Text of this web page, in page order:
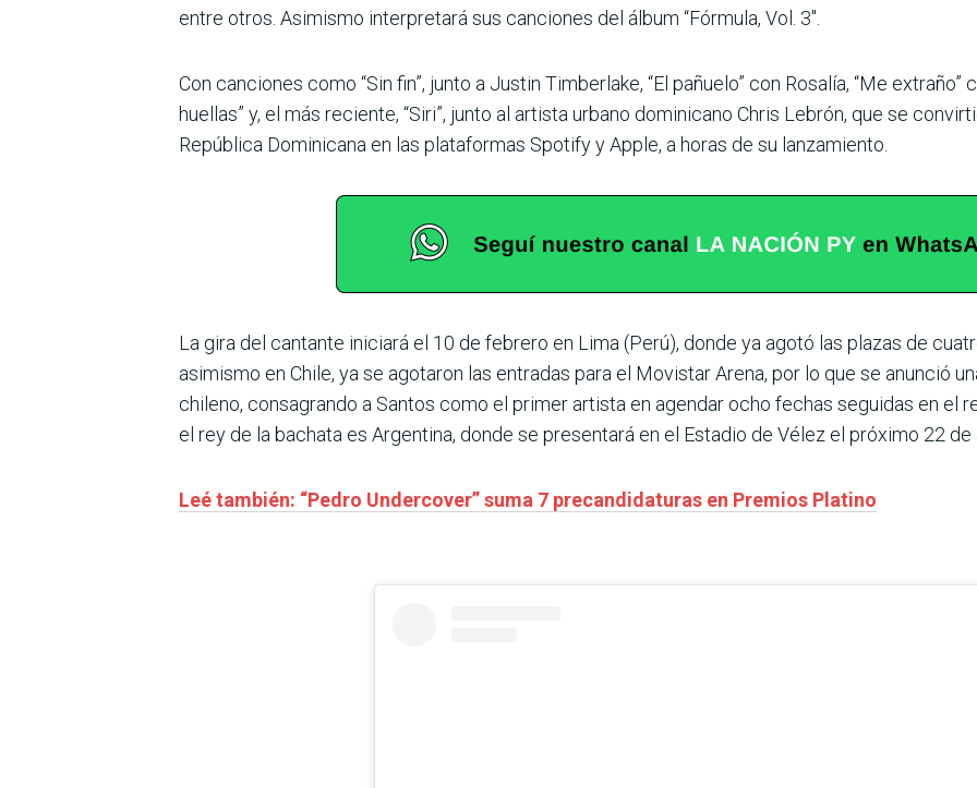
entre otros. Asimismo interpretará sus canciones del álbum “Fórmula, Vol. 3″.
Con canciones como “Sin fin”, junto a Justin Timberlake, “El pañuelo” con Rosalía, “Me extraño”
huellas” y, el más reciente, “Siri”, junto al artista urbano dominicano Chris Lebrón, que se
República Dominicana en las plataformas Spotify y Apple, a horas de su lanzamiento.
La gira del cantante iniciará el 10 de febrero en Lima (Perú), donde ya agotó las plazas de
asimismo en Chile, ya se agotaron las entradas para el Movistar Arena, por lo que se anunció
chileno, consagrando a Santos como el primer artista en agendar ocho fechas seguidas en el
el rey de la bachata es Argentina, donde se presentará en el Estadio de Vélez el próximo 22 de
Leé también: “Pedro Undercover” suma 7 precandidaturas en Premios Platino